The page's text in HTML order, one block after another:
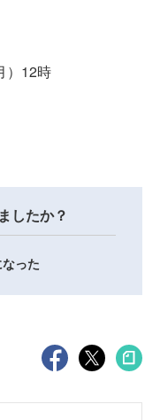
）12時
したか？
った